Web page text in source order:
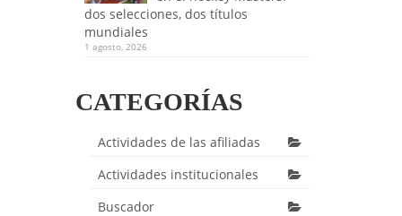
dos selecciones, dos títulos
mundiales
1 agosto, 2026
CATEGORÍAS
Actividades de las afiliadas
Actividades institucionales
Buscador